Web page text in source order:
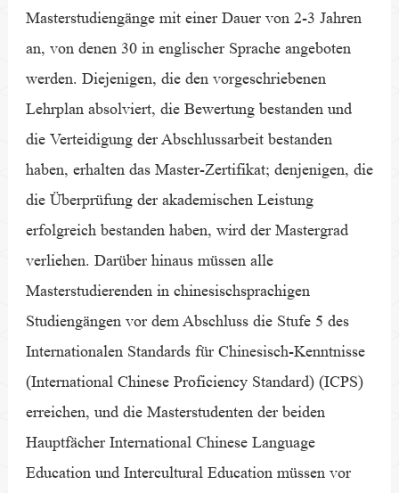
Masterstudiengänge mit einer Dauer von 2-3 Jahren
an, von denen 30 in englischer Sprache angeboten
werden. Diejenigen, die den vorgeschriebenen
Lehrplan absolviert, die Bewertung bestanden und
die Verteidigung der Abschlussarbeit bestanden
haben, erhalten das Master-Zertifikat; denjenigen, die
die Überprüfung der akademischen Leistung
erfolgreich bestanden haben, wird der Mastergrad
verliehen. Darüber hinaus müssen alle
Masterstudierenden in chinesischsprachigen
Studiengängen vor dem Abschluss die Stufe 5 des
Internationalen Standards für Chinesisch-Kenntnisse
(International Chinese Proficiency Standard) (ICPS)
erreichen, und die Masterstudenten der beiden
Hauptfächer International Chinese Language
Education und Intercultural Education müssen vor